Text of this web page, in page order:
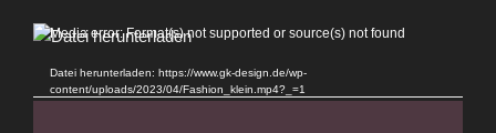
Video-
Media error: Format(s) not supported or source(s) not found
Datei herunterladen: https://www.gk-design.de/wp-
content/uploads/2023/04/Fashion_klein.mp4?_=1